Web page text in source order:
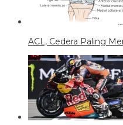
ACL, Cedera Paling